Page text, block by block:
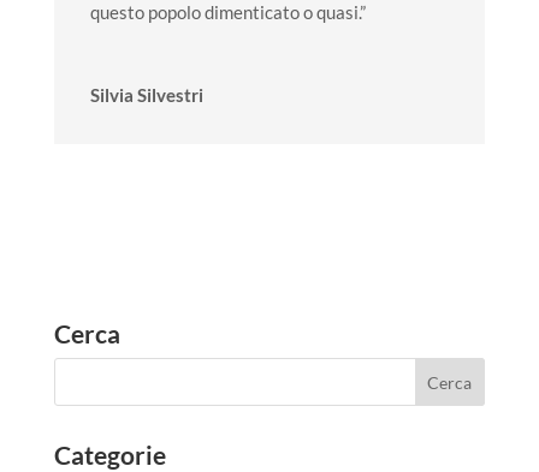
questo popolo dimenticato o quasi.”
Silvia Silvestri
Cerca
Categorie